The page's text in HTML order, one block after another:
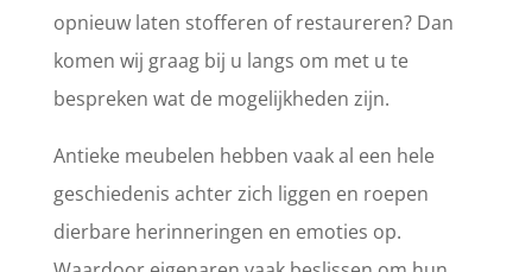
opnieuw laten stofferen of restaureren? Dan
komen wij graag bij u langs om met u te
bespreken wat de mogelijkheden zijn.
Antieke meubelen hebben vaak al een hele
geschiedenis achter zich liggen en roepen
dierbare herinneringen en emoties op.